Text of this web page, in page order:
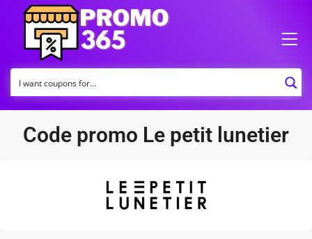
Code promo Le petit lunetier